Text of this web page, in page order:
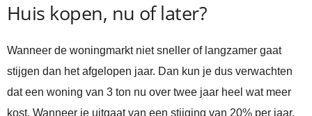
Huis kopen, nu of later?
Wanneer de woningmarkt niet sneller of langzamer gaat
stijgen dan het afgelopen jaar. Dan kun je dus verwachten
dat een woning van 3 ton nu over twee jaar heel wat meer
kost. Wanneer je uitgaat van een stijging van 20% per jaar,